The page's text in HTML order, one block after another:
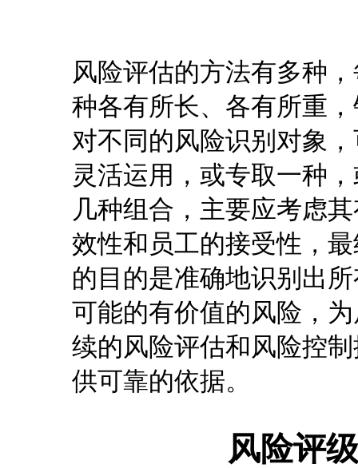
风险评估的方法有多种
种各有所长、各有所重
对不同的风险识别对象
灵活运用，或专取一种
几种组合，主要应考虑
效性和员工的接受性，
的目的是准确地识别出
可能的有价值的风险，
续的风险评估和风险控
供可靠的依据。
风险评